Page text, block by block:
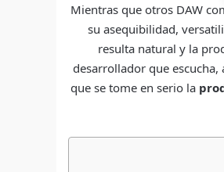
Mientras que otros DAW
su asequibilidad,
resulta natural y la
desarrollador que
que se tome en serio la